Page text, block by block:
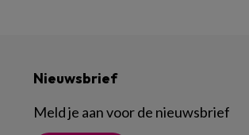
Nieuwsbrief
Meld je aan voor de nieuwsbrief